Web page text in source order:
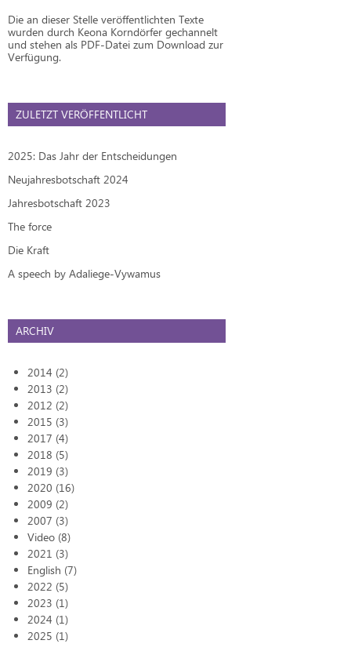
Die an dieser Stelle veröffentlichten Texte
wurden durch Keona Korndörfer gechannelt
und stehen als PDF-Datei zum Download zur
Verfügung.
ZULETZT VERÖFFENTLICHT
2025: Das Jahr der Entscheidungen
Neujahresbotschaft 2024
Jahresbotschaft 2023
The force
Die Kraft
A speech by Adaliege-Vywamus
ARCHIV
2014 (2)
2013 (2)
2012 (2)
2015 (3)
2017 (4)
2018 (5)
2019 (3)
2020 (16)
2009 (2)
2007 (3)
Video (8)
2021 (3)
English (7)
2022 (5)
2023 (1)
2024 (1)
2025 (1)